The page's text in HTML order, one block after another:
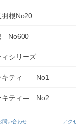
根No20
No600
ィシリーズ
キティ― No1
キティ― No2
ティ― No3
問い合わせ アク